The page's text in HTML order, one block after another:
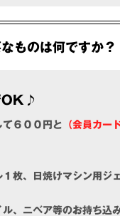
ものは何ですか？
OK♪
６００円と （会員カー
枚、日焼けマシン用ジ
、ニベア等のお持ち込